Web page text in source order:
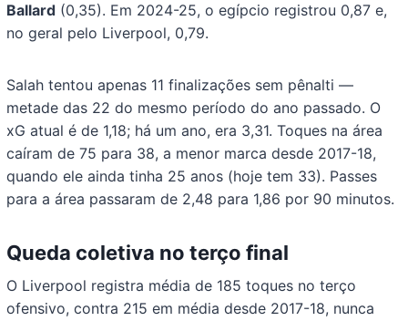
Ballard (0,35). Em 2024-25, o egípcio registrou 0,87 e,
no geral pelo Liverpool, 0,79.
Salah tentou apenas 11 finalizações sem pênalti —
metade das 22 do mesmo período do ano passado. O
xG atual é de 1,18; há um ano, era 3,31. Toques na área
caíram de 75 para 38, a menor marca desde 2017-18,
quando ele ainda tinha 25 anos (hoje tem 33). Passes
para a área passaram de 2,48 para 1,86 por 90 minutos.
Queda coletiva no terço final
O Liverpool registra média de 185 toques no terço
ofensivo, contra 215 em média desde 2017-18, nunca